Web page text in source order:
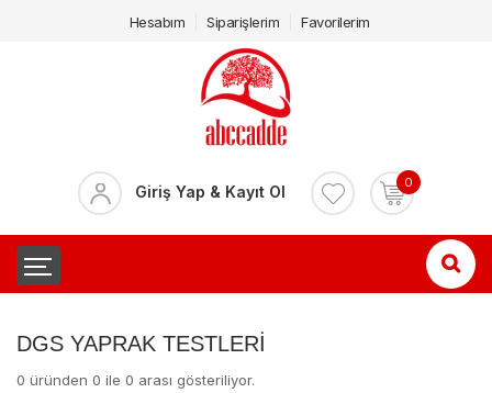
Hesabım Siparişlerim Favorilerim
Giriş Yap & Kayıt Ol 0
DGS YAPRAK TESTLERI
0 üründen 0 ile 0 arası gösteriliyor.